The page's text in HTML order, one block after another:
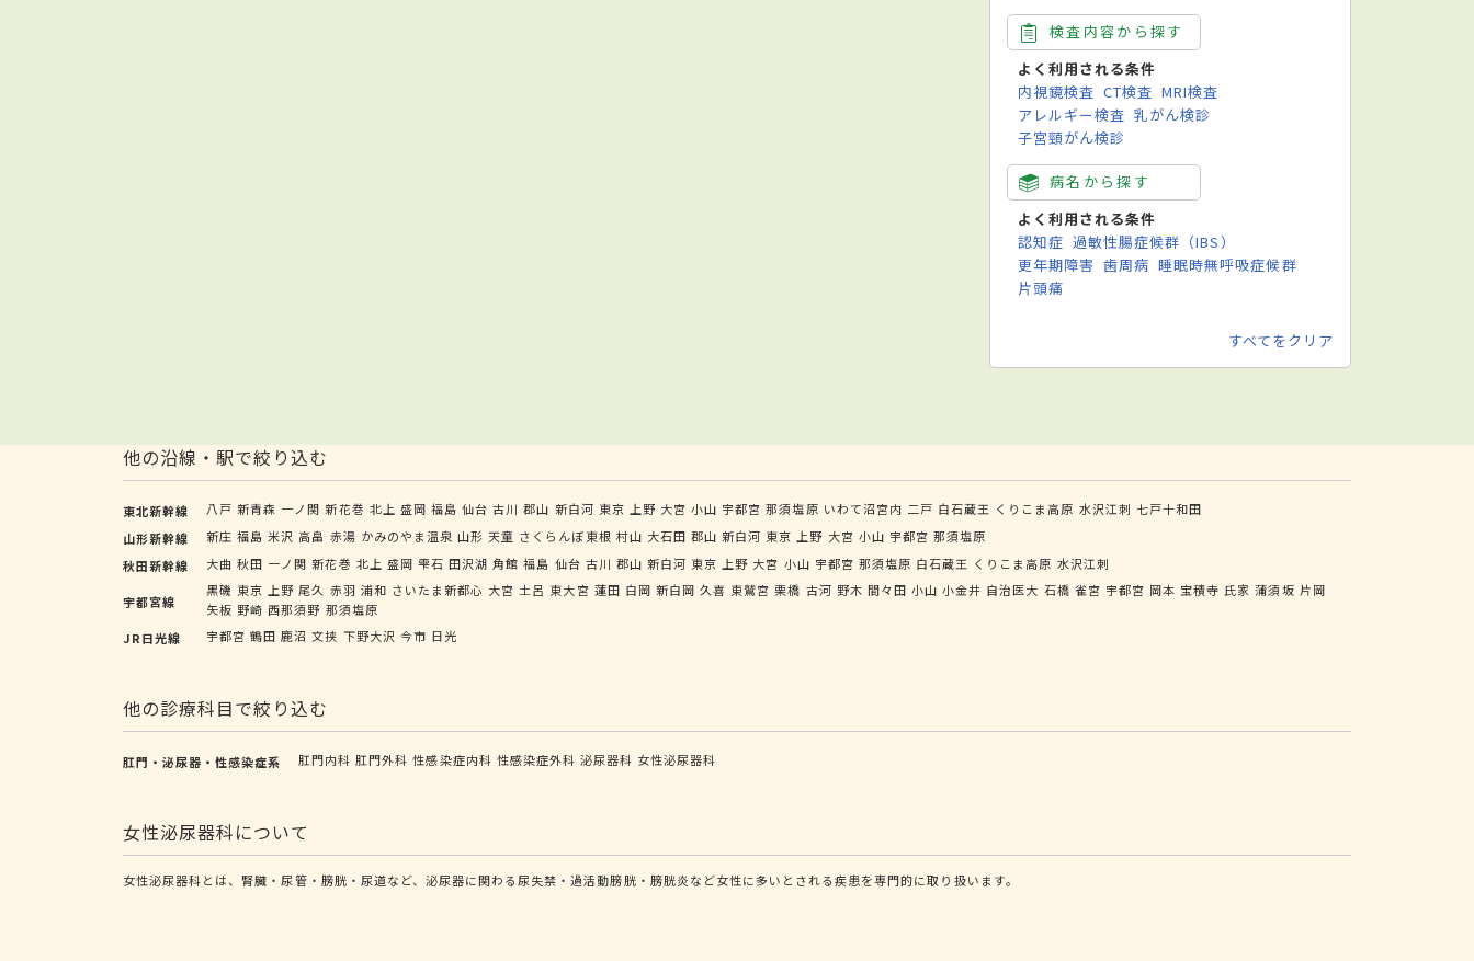
検査内容から探す
よく利用される条件
内視鏡検査 CT検査 MRI検査
アレルギー検査 乳がん検診
子宮頸がん検診
病名から探す
よく利用される条件
認知症 過敏性腸症候群（IBS）
更年期障害 歯周病 睡眠時無呼吸症候群
片頭痛
すべてをクリア
他の沿線・駅で絞り込む
東北新幹線 八戸 新青森 一ノ関 新花巻 北上 盛岡 福島 仙台 古川 郡山 新白河 東京 上野 大宮 小山 宇都宮 那須塩原 いわて沼宮内 二戸 白石蔵王 くりこま高原 水沢江刺 七戸十和田
山形新幹線
新庄 福島 米沢 高畠 赤湯 かみのやま温泉 山形 天童 さくらんぼ東根 村山 大石田 郡山 新白河 東京 上野 大宮 小山 宇都宮 那須塩原
秋田新幹線
大曲 秋田 一ノ関 新花巻 北上 盛岡 雫石 田沢湖 角館 福島 仙台 古川 郡山 新白河 東京 上野 大宮 小山 宇都宮 那須塩原 白石蔵王 くりこま高原 水沢江刺
宇都宮線
黒磯 東京 上野 尾久 赤羽 浦和 さいたま新都心 大宮 土呂 東大宮 蓮田 白岡 新白岡 久喜 東鷲宮 栗橋 古河 野木 間々田 小山 小金井 自治医大 石橋 雀宮 宇都宮 岡本 宝積寺 氏家 蒲須坂 片岡
矢板 野崎 西那須野 那須塩原
JR日光線
宇都宮 鶴田 鹿沼 文挟 下野大沢 今市 日光
他の診療科目で絞り込む
肛門・泌尿器・性感染症系 肛門内科 肛門外科 性感染症内科 性感染症外科 泌尿器科 女性泌尿器科
女性泌尿器科について
女性泌尿器科とは、腎臓・尿管・膀胱・尿道など、泌尿器に関わる尿失禁・過活動膀胱・膀胱炎など女性に多いとされる疾患を専門的に取り扱います。